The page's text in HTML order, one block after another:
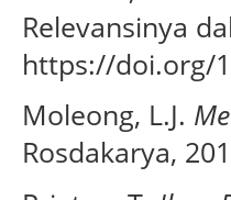
Relevansinya
https://doi.org/
Moleong, L.J.
Rosdakarya,